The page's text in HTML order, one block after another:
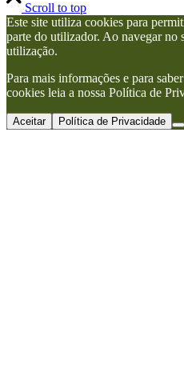
Scroll to top
Este site utiliza cookies para
parte do utilizador. Ao navegar no
utilização.
Para mais informações e para
cookies leia a nossa Política de
Aceitar Política de Privacidade